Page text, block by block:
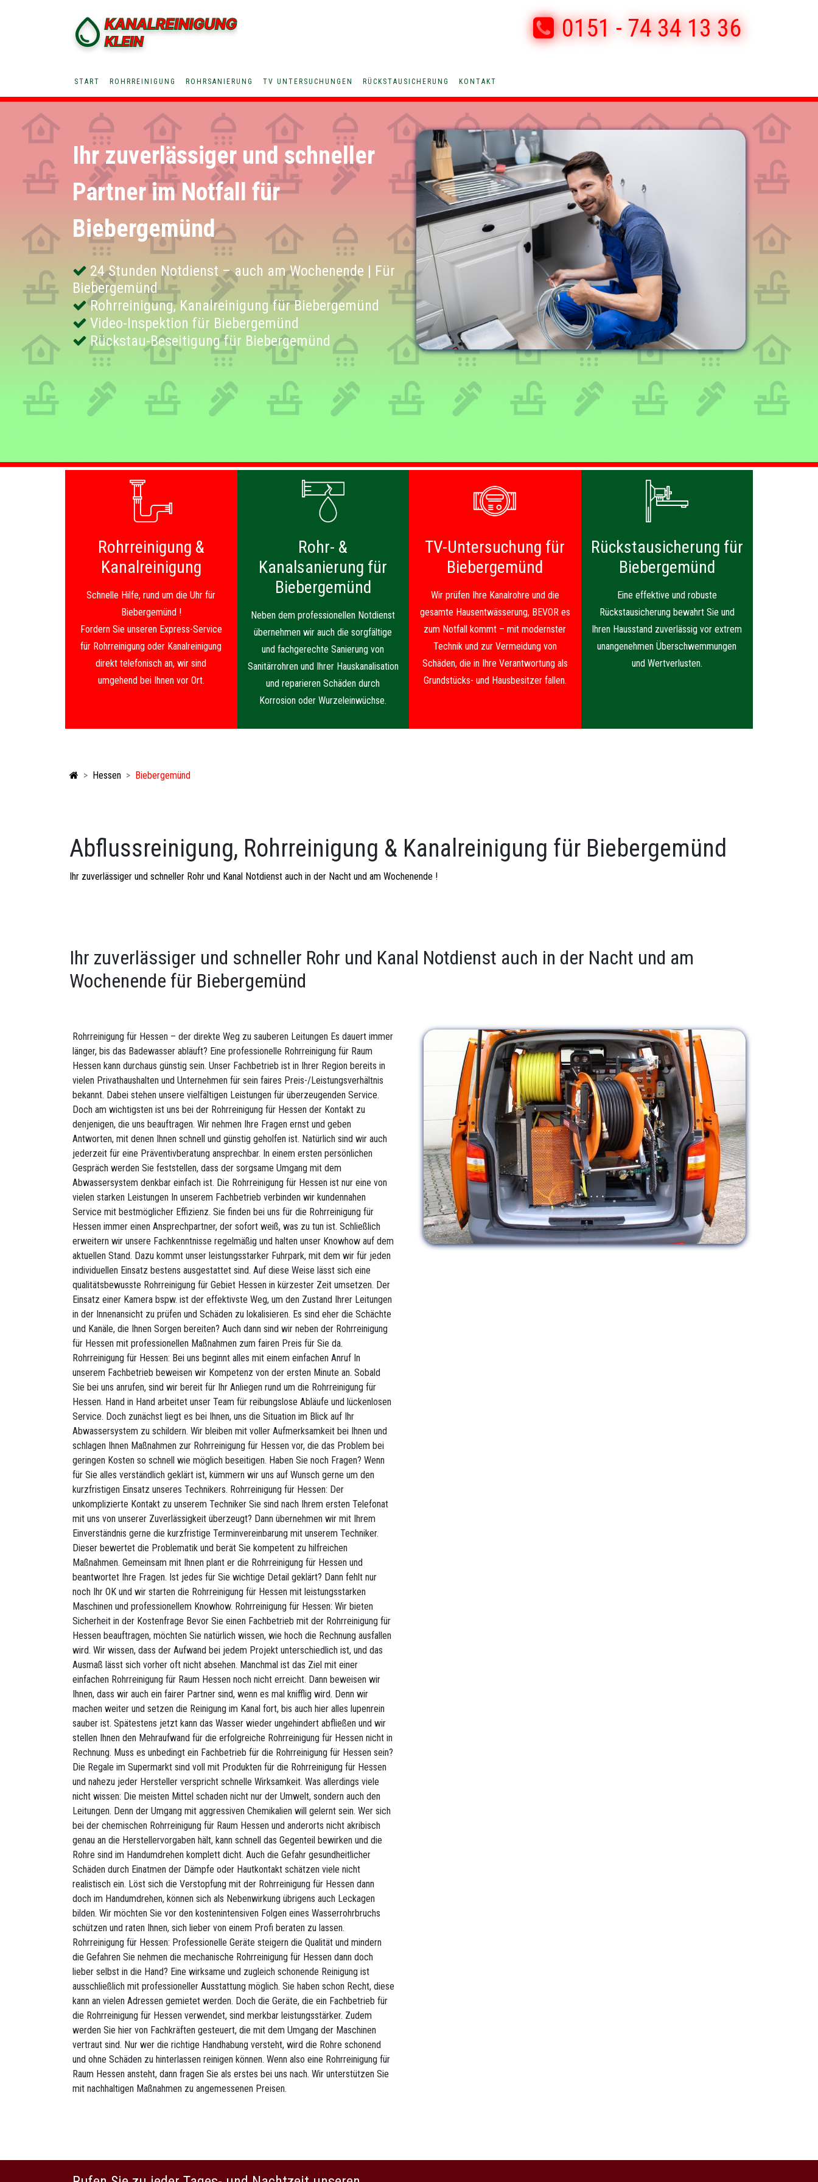
0151 - 74 34 13 36
START ROHRREINIGUNG ROHRSANIERUNG TV UNTERSUCHUNGEN RÜCKSTAUSICHERUNG KONTAKT
Ihr zuverlässiger und schneller
Partner im Notfall für
Biebergemünd
24 Stunden Notdienst – auch am Wochenende | Für
Biebergemünd
Rohrreinigung, Kanalreinigung für Biebergemünd
Video-Inspektion für Biebergemünd
Rückstau-Beseitigung für Biebergemünd
Rohrreinigung &
Kanalreinigung
Schnelle Hilfe, rund um die Uhr für
Biebergemünd !
Fordern Sie unseren Express-Service
für Rohrreinigung oder Kanalreinigung
direkt telefonisch an, wir sind
umgehend bei Ihnen vor Ort.
Rohr- &
Kanalsanierung für
Biebergemünd
Neben dem professionellen Notdienst
übernehmen wir auch die sorgfältige
und fachgerechte Sanierung von
Sanitärrohren und Ihrer Hauskanalisation
und reparieren Schäden durch
Korrosion oder Wurzeleinwüchse.
TV-Untersuchung für
Biebergemünd
Wir prüfen Ihre Kanalrohre und die
gesamte Hausentwässerung, BEVOR es
zum Notfall kommt – mit modernster
Technik und zur Vermeidung von
Schäden, die in Ihre Verantwortung als
Grundstücks- und Hausbesitzer fallen.
Rückstausicherung für
Biebergemünd
Eine effektive und robuste
Rückstausicherung bewahrt Sie und
Ihren Hausstand zuverlässig vor extrem
unangenehmen Überschwemmungen
und Wertverlusten.
Hessen Biebergemünd
Abflussreinigung, Rohrreinigung & Kanalreinigung für Biebergemünd
Ihr zuverlässiger und schneller Rohr und Kanal Notdienst auch in der Nacht und am Wochenende !
Ihr zuverlässiger und schneller Rohr und Kanal Notdienst auch in der Nacht und am
Wochenende für Biebergemünd
Rohrreinigung für Hessen – der direkte Weg zu sauberen Leitungen Es dauert immer
länger, bis das Badewasser abläuft? Eine professionelle Rohrreinigung für Raum
Hessen kann durchaus günstig sein. Unser Fachbetrieb ist in Ihrer Region bereits in
vielen Privathaushalten und Unternehmen für sein faires Preis-/Leistungsverhältnis
bekannt. Dabei stehen unsere vielfältigen Leistungen für überzeugenden Service.
Doch am wichtigsten ist uns bei der Rohrreinigung für Hessen der Kontakt zu
denjenigen, die uns beauftragen. Wir nehmen Ihre Fragen ernst und geben
Antworten, mit denen Ihnen schnell und günstig geholfen ist. Natürlich sind wir auch
jederzeit für eine Präventivberatung ansprechbar. In einem ersten persönlichen
Gespräch werden Sie feststellen, dass der sorgsame Umgang mit dem
Abwassersystem denkbar einfach ist. Die Rohrreinigung für Hessen ist nur eine von
vielen starken Leistungen In unserem Fachbetrieb verbinden wir kundennahen
Service mit bestmöglicher Effizienz. Sie finden bei uns für die Rohrreinigung für
Hessen immer einen Ansprechpartner, der sofort weiß, was zu tun ist. Schließlich
erweitern wir unsere Fachkenntnisse regelmäßig und halten unser Knowhow auf dem
aktuellen Stand. Dazu kommt unser leistungsstarker Fuhrpark, mit dem wir für jeden
individuellen Einsatz bestens ausgestattet sind. Auf diese Weise lässt sich eine
qualitätsbewusste Rohrreinigung für Gebiet Hessen in kürzester Zeit umsetzen. Der
Einsatz einer Kamera bspw. ist der effektivste Weg, um den Zustand Ihrer Leitungen
in der Innenansicht zu prüfen und Schäden zu lokalisieren. Es sind eher die Schächte
und Kanäle, die Ihnen Sorgen bereiten? Auch dann sind wir neben der Rohrreinigung
für Hessen mit professionellen Maßnahmen zum fairen Preis für Sie da.
Rohrreinigung für Hessen: Bei uns beginnt alles mit einem einfachen Anruf In
unserem Fachbetrieb beweisen wir Kompetenz von der ersten Minute an. Sobald
Sie bei uns anrufen, sind wir bereit für Ihr Anliegen rund um die Rohrreinigung für
Hessen. Hand in Hand arbeitet unser Team für reibungslose Abläufe und lückenlosen
Service. Doch zunächst liegt es bei Ihnen, uns die Situation im Blick auf Ihr
Abwassersystem zu schildern. Wir bleiben mit voller Aufmerksamkeit bei Ihnen und
schlagen Ihnen Maßnahmen zur Rohrreinigung für Hessen vor, die das Problem bei
geringen Kosten so schnell wie möglich beseitigen. Haben Sie noch Fragen? Wenn
für Sie alles verständlich geklärt ist, kümmern wir uns auf Wunsch gerne um den
kurzfristigen Einsatz unseres Technikers. Rohrreinigung für Hessen: Der
unkomplizierte Kontakt zu unserem Techniker Sie sind nach Ihrem ersten Telefonat
mit uns von unserer Zuverlässigkeit überzeugt? Dann übernehmen wir mit Ihrem
Einverständnis gerne die kurzfristige Terminvereinbarung mit unserem Techniker.
Dieser bewertet die Problematik und berät Sie kompetent zu hilfreichen
Maßnahmen. Gemeinsam mit Ihnen plant er die Rohrreinigung für Hessen und
beantwortet Ihre Fragen. Ist jedes für Sie wichtige Detail geklärt? Dann fehlt nur
noch Ihr OK und wir starten die Rohrreinigung für Hessen mit leistungsstarken
Maschinen und professionellem Knowhow. Rohrreinigung für Hessen: Wir bieten
Sicherheit in der Kostenfrage Bevor Sie einen Fachbetrieb mit der Rohrreinigung für
Hessen beauftragen, möchten Sie natürlich wissen, wie hoch die Rechnung ausfallen
wird. Wir wissen, dass der Aufwand bei jedem Projekt unterschiedlich ist, und das
Ausmaß lässt sich vorher oft nicht absehen. Manchmal ist das Ziel mit einer
einfachen Rohrreinigung für Raum Hessen noch nicht erreicht. Dann beweisen wir
Ihnen, dass wir auch ein fairer Partner sind, wenn es mal knifflig wird. Denn wir
machen weiter und setzen die Reinigung im Kanal fort, bis auch hier alles lupenrein
sauber ist. Spätestens jetzt kann das Wasser wieder ungehindert abfließen und wir
stellen Ihnen den Mehraufwand für die erfolgreiche Rohrreinigung für Hessen nicht in
Rechnung. Muss es unbedingt ein Fachbetrieb für die Rohrreinigung für Hessen sein?
Die Regale im Supermarkt sind voll mit Produkten für die Rohrreinigung für Hessen
und nahezu jeder Hersteller verspricht schnelle Wirksamkeit. Was allerdings viele
nicht wissen: Die meisten Mittel schaden nicht nur der Umwelt, sondern auch den
Leitungen. Denn der Umgang mit aggressiven Chemikalien will gelernt sein. Wer sich
bei der chemischen Rohrreinigung für Raum Hessen und anderorts nicht akribisch
genau an die Herstellervorgaben hält, kann schnell das Gegenteil bewirken und die
Rohre sind im Handumdrehen komplett dicht. Auch die Gefahr gesundheitlicher
Schäden durch Einatmen der Dämpfe oder Hautkontakt schätzen viele nicht
realistisch ein. Löst sich die Verstopfung mit der Rohrreinigung für Hessen dann
doch im Handumdrehen, können sich als Nebenwirkung übrigens auch Leckagen
bilden. Wir möchten Sie vor den kostenintensiven Folgen eines Wasserrohrbruchs
schützen und raten Ihnen, sich lieber von einem Profi beraten zu lassen.
Rohrreinigung für Hessen: Professionelle Geräte steigern die Qualität und mindern
die Gefahren Sie nehmen die mechanische Rohrreinigung für Hessen dann doch
lieber selbst in die Hand? Eine wirksame und zugleich schonende Reinigung ist
ausschließlich mit professioneller Ausstattung möglich. Sie haben schon Recht, diese
kann an vielen Adressen gemietet werden. Doch die Geräte, die ein Fachbetrieb für
die Rohrreinigung für Hessen verwendet, sind merkbar leistungsstärker. Zudem
werden Sie hier von Fachkräften gesteuert, die mit dem Umgang der Maschinen
vertraut sind. Nur wer die richtige Handhabung versteht, wird die Rohre schonend
und ohne Schäden zu hinterlassen reinigen können. Wenn also eine Rohrreinigung für
Raum Hessen ansteht, dann fragen Sie als erstes bei uns nach. Wir unterstützen Sie
mit nachhaltigen Maßnahmen zu angemessenen Preisen.